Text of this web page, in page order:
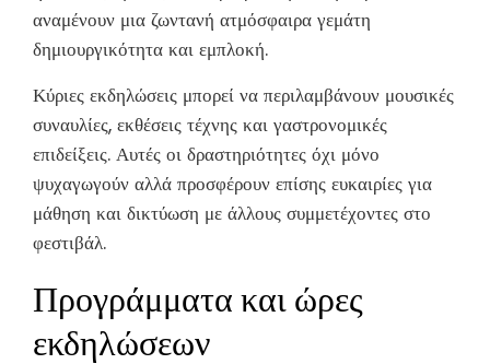
αναμένουν μια ζωντανή ατμόσφαιρα γεμάτη
δημιουργικότητα και εμπλοκή.
Κύριες εκδηλώσεις μπορεί να περιλαμβάνουν μουσικές
συναυλίες, εκθέσεις τέχνης και γαστρονομικές
επιδείξεις. Αυτές οι δραστηριότητες όχι μόνο
ψυχαγωγούν αλλά προσφέρουν επίσης ευκαιρίες για
μάθηση και δικτύωση με άλλους συμμετέχοντες στο
φεστιβάλ.
Προγράμματα και ώρες
εκδηλώσεων